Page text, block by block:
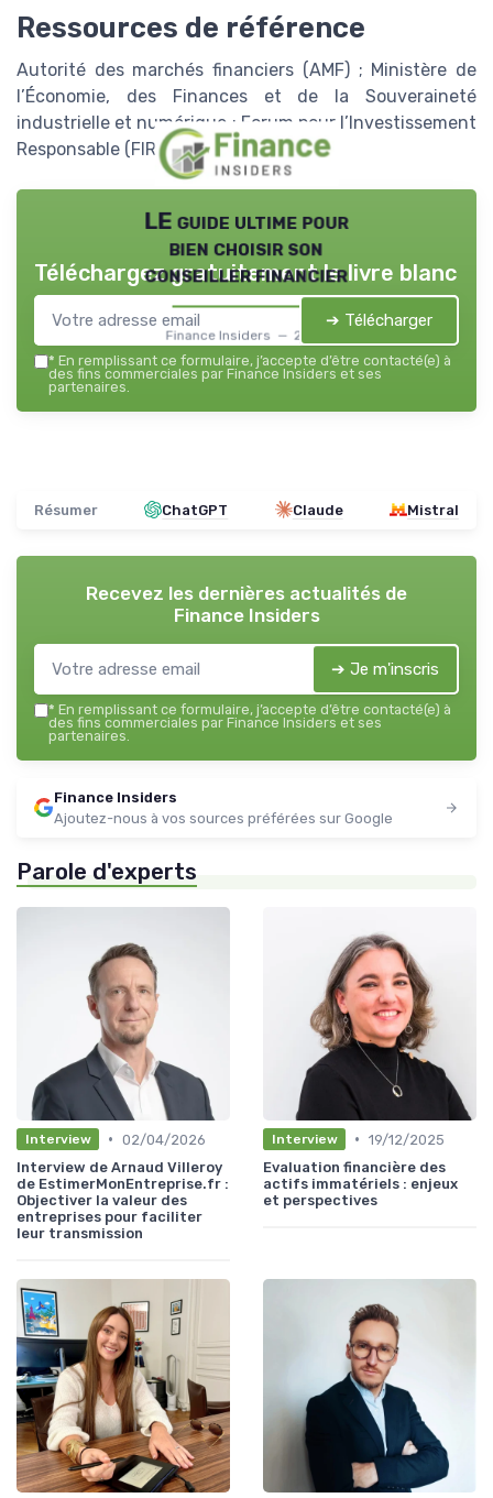
Ressources de référence
Autorité des marchés financiers (AMF) ; Ministère de
l’Économie, des Finances et de la Souveraineté
industrielle et numérique ; Forum pour l’Investissement
Responsable (FIR).
LE guide ultime pour
bien choisir son
conseiller financier
Finance Insiders — 2026
Téléchargez gratuitement le livre blanc
➔ Télécharger
* En remplissant ce formulaire, j’accepte d’être contacté(e) à
des fins commerciales par Finance Insiders et ses
partenaires.
Résumer ChatGPT Claude Mistral
Recevez les dernières actualités de
Finance Insiders
➔ Je m'inscris
* En remplissant ce formulaire, j’accepte d’être contacté(e) à
des fins commerciales par Finance Insiders et ses
partenaires.
Finance Insiders
Ajoutez-nous à vos sources préférées sur Google
Parole d'experts
Interview • 02/04/2026
Interview de Arnaud Villeroy
de EstimerMonEntreprise.fr :
Objectiver la valeur des
entreprises pour faciliter
leur transmission
Interview • 19/12/2025
Evaluation financière des
actifs immatériels : enjeux
et perspectives